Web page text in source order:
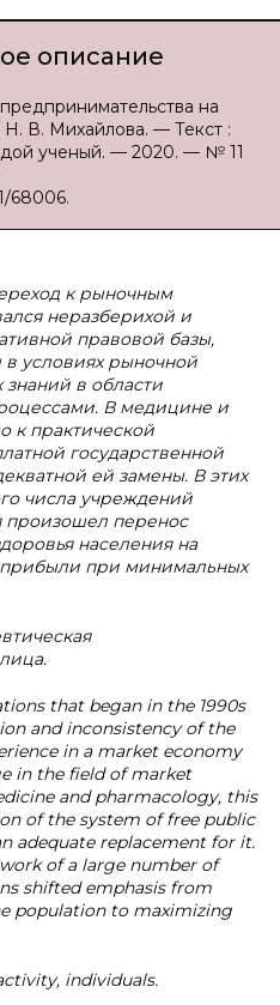
описание
на
В. Михайлова. — Текст :
ученый. — 2020. — № 11
68006.
к рыночным
неразберихой и
правовой базы,
в условиях рыночной
в области
В медицине и
к практической
государственной
ей замены. В этих
числа учреждений
произошел перенос
населения на
при минимальных
that began in the 1990s
and inconsistency of the
in a market economy
in the field of market
and pharmacology, this
of the system of free public
adequate replacement for it.
of a large number of
shifted emphasis from
population to maximizing
individuals.